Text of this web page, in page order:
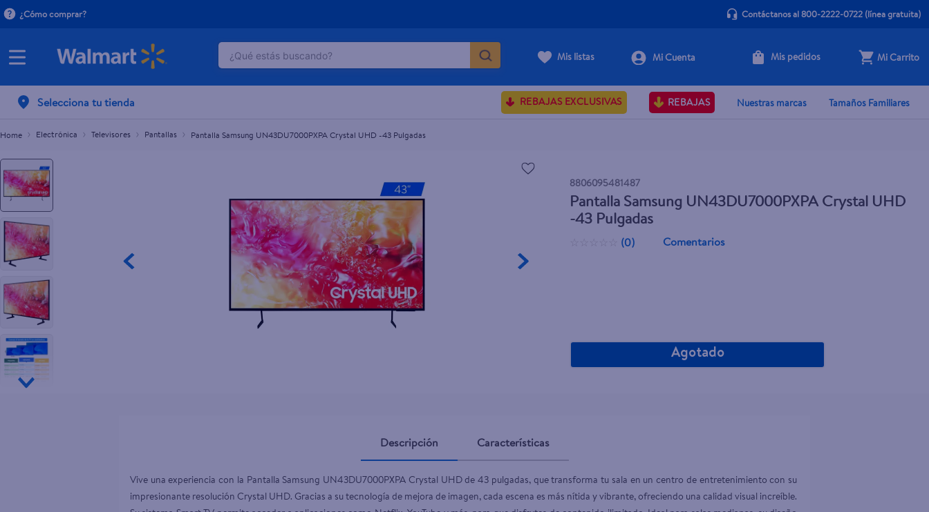
¿Cómo comprar? Contáctanos al 800-2222-0722(línea gratuita)
¿Qué estás buscando?
Mis listas Mis pedidos Mi Carrito
Selecciona tu tienda REBAJAS EXCLUSIVAS REBAJAS Nuestras marcas Tamaños Familiares
Electrónica Televisores Pantallas Pantalla Samsung UN43DU7000PXPA Crystal UHD -43 Pulgadas
8806095481487
Pantalla Samsung UN43DU7000PXPA Crystal UHD
-43 Pulgadas
(0) Comentarios
Agotado
Pantalla Samsung UN43DU7000PXPA Crystal UHD -43 Pulgadas Agotado
Descripción Características
Vive una experiencia con la Pantalla Samsung UN43DU7000PXPA Crystal UHD de 43 pulgadas, que transforma tu sala en un centro de entretenimiento con su
impresionante resolución Crystal UHD. Gracias a su tecnología de mejora de imagen, cada escena es más nítida y vibrante, ofreciendo una calidad visual increíble.
TÉRMINOS MÁS BUSCADOS
.
herbal essences
5.
gillette venus
6.
serums corporales dove
7.
dove
8.
pañales
9.
aceite
10.